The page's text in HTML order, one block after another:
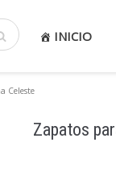
INICIO
Celeste
Zapatos